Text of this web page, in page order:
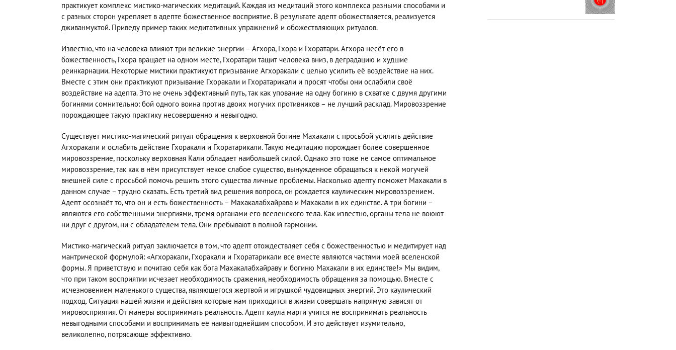
практикует комплекс мистико-магических медитаций. Каждая из медитаций этого комплекса разными способами и
с разных сторон укрепляет в адепте божественное восприятие. В результате адепт обожествляется, реализуется
дживанмуктой. Приведу пример таких медитативных упражнений и обожествляющих ритуалов.
Известно, что на человека влияют три великие энергии – Агхора, Гхора и Гхоратари. Агхора несёт его в
божественность, Гхора вращает на одном месте, Гхоратари тащит человека вниз, в деградацию и худшие
реинкарнации. Некоторые мистики практикуют призывание Агхоракали с целью усилить её воздействие на них.
Вместе с этим они практикуют призывание Гхоракали и Гхоратарикали и просят чтобы они ослабили своё
воздействие на адепта. Это не очень эффективный путь, так как упование на одну богиню в схватке с двумя другими
богинями сомнительно: бой одного воина против двоих могучих противников – не лучший расклад. Мировоззрение
порождающее такую практику несовершенно и невыгодно.
Существует мистико-магический ритуал обращения к верховной богине Махакали с просьбой усилить действие
Агхоракали и ослабить действие Гхоракали и Гхоратарикали. Такую медитацию порождает более совершенное
мировоззрение, поскольку верховная Кали обладает наибольшей силой. Однако это тоже не самое оптимальное
мировоззрение, так как в нём присутствует некое слабое существо, вынужденное обращаться к некой могучей
внешней силе с просьбой помочь решить этого существа личные проблемы. Насколько адепту поможет Махакали в
данном случае – трудно сказать. Есть третий вид решения вопроса, он рождается каулическим мировоззрением.
Адепт осознаёт то, что он и есть божественность – Махакалабхайрава и Махакали в их единстве. А три богини –
являются его собственными энергиями, тремя органами его вселенского тела. Как известно, органы тела не воюют
ни друг с другом, ни с обладателем тела. Они пребывают в полной гармонии.
Мистико-магический ритуал заключается в том, что адепт отождествляет себя с божественностью и медитирует над
мантрической формулой: «Агхоракали, Гхоракали и Гхоратарикали все вместе являются частями моей вселенской
формы. Я приветствую и почитаю себя как бога Махакалабхайраву и богиню Махакали в их единстве!» Мы видим,
что при таком восприятии исчезает необходимость сражения, необходимость обращения за помощью. Вместе с
исчезновением маленького существа, являющегося жертвой и игрушкой чудовищных энергий. Это каулический
подход. Ситуация нашей жизни и действия которые нам приходится в жизни совершать напрямую зависят от
мировосприятия. От манеры воспринимать реальность. Адепт каула марги учится не воспринимать реальность
невыгодными способами и воспринимать её наивыгоднейшим способом. И это действует изумительно,
великолепно, потрясающе эффективно.